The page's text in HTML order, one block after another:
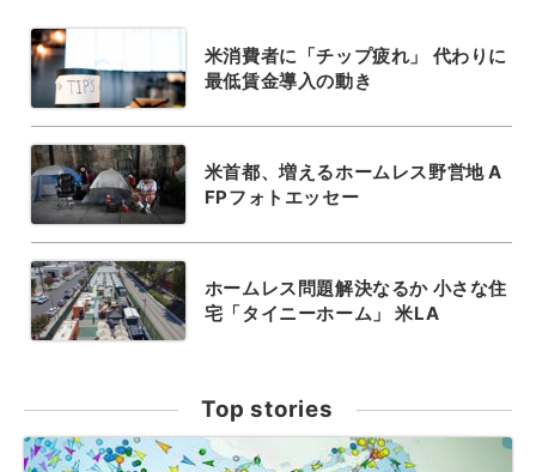
米消費者に「チップ疲れ」 代わりに
最低賃金導入の動き
米首都、増えるホームレス野営地 A
FPフォトエッセー
ホームレス問題解決なるか 小さな住
宅「タイニーホーム」 米LA
Top stories